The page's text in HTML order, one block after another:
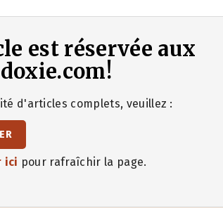
est réservée aux
d'articles complets, veuillez :
ici pour rafraîchir la page.